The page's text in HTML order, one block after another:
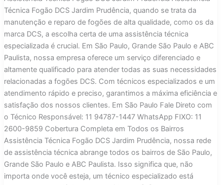
Técnica Fogão DCS Jardim Prudência, quando se trata da
manutenção e reparo de fogões de alta qualidade, como os da
marca DCS, a escolha certa de uma assistência técnica
especializada é crucial. Em São Paulo, Grande São Paulo e ABC
Paulista, nossa empresa oferece um serviço diferenciado e
altamente qualificado para atender todas as suas necessidades
relacionadas a fogões DCS. Com técnicos especializados e um
atendimento rápido e preciso, garantimos a máxima eficiência e
satisfação dos nossos clientes. Em São Paulo Fale Direto com
o Técnico Responsável: 11 94787-1447 WhatsApp FIXO: 11
2600-9859 Cobertura Completa em Todos os Bairros
Assistência Técnica Fogão DCS Jardim Prudência, nossa rede
de assistência técnica abrange todos os bairros de São Paulo,
Grande São Paulo e ABC Paulista. Isso significa que, não
importa onde você esteja, um técnico especializado está